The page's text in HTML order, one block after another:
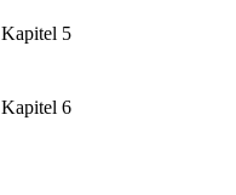
Kapitel 5
Kapitel 6